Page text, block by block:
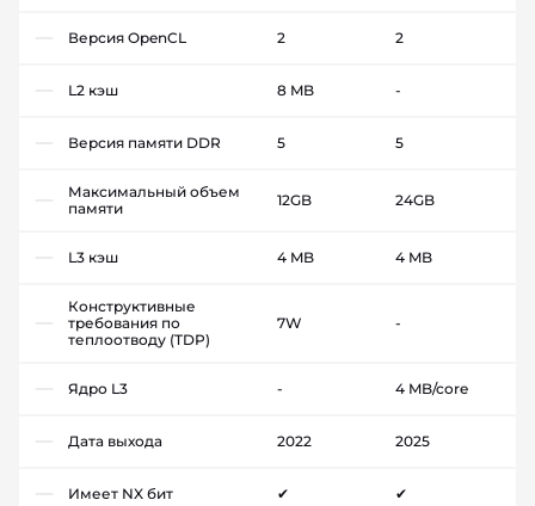
Версия OpenCL 2 2
L2 кэш 8 MB -
Версия памяти DDR 5 5
Максимальный объем
памяти
12GB 24GB
L3 кэш 4 MB 4 MB
Конструктивные
требования по
теплоотводу (TDP)
7W -
Ядро L3 - 4 MB/core
Дата выхода 2022 2025
Имеет NX бит ✔ ✔